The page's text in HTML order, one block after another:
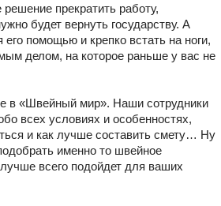
прекратить работу,
будет вернуть государству. А
помощью и крепко встать на ноги,
делом, на которое раньше у вас не
в «Швейный мир». Наши сотрудники
всех условиях и особенностях,
и как лучше составить смету… Ну
именно то швейное
всего подойдет для ваших